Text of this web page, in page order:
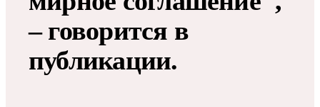
– говорится в
публикации.